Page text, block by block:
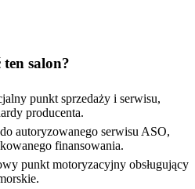
salon?
punkt sprzedaży i serwisu,
producenta.
autoryzowanego serwisu ASO,
finansowania.
punkt motoryzacyjny obsługujący